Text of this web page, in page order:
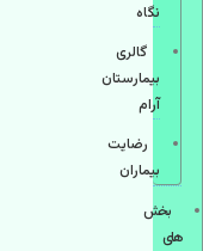
نگاه
گالری
بیمارستان
آرام
رضایت
بیماران
بخش
های